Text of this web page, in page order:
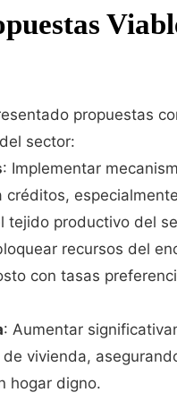
propuestas
sector:
: Implementar
tejido productivo del
recursos del
con tasas
: Aumentar
vivienda,
hogar digno.